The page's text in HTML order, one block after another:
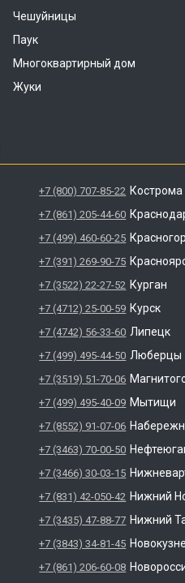
Чешуйницы
Паук
Многоквартирный дом
Жуки
+7 (800) 707-85-22 Кострома
+7 (861) 205-44-60
+7 (499) 460-60-25
+7 (391) 269-90-75
+7 (3522) 22-27-52 Курган
+7 (4712) 25-00-59 Курск
+7 (4742) 56-33-60 Липецк
+7 (499) 495-44-50 Люберцы
+7 (3519) 51-70-06
+7 (499) 495-40-09 Мытищи
+7 (8552) 91-07-06
+7 (3463) 70-00-50
+7 (3466) 30-03-15
+7 (831) 42-050-42 Нижний
+7 (3435) 47-88-77 Нижний
+7 (3843) 34-81-45
+7 (861) 206-60-08